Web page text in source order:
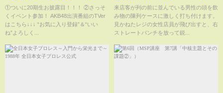
研究生 大賀彩姫 近藤沙樹 丸山ひ
なた 倉野尾成美 ここからだ公
演】
①ついに20期生お披露目！！！ ②さっそ
くイベント参加！ AKB48出演番組のTVer
はこちら↓↓↓ “お気に入り登録”＆“いい
ね”よろしく...
来店客が列の前に並んでいる男性の頭を飲
み物の陳列ケースに激しく打ち付けます。
見かねたレジの女性店員が飛び出すと、右
ストレートパンチを放って鋭...